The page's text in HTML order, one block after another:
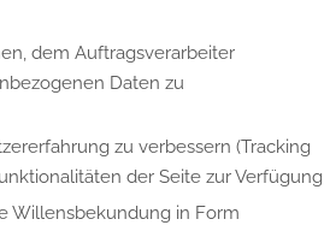
dem Auftragsverarbeiter
Daten zu
Willensbekundung in Form
zu verbessern (Tracking
der Seite zur Verfügung